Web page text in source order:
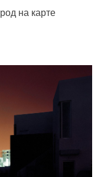
на карте